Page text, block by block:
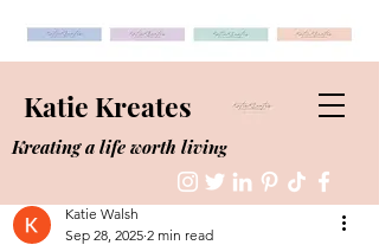
Katie Kreates
Kreating a life worth living
Katie Walsh
Sep 28, 2025 2 min read